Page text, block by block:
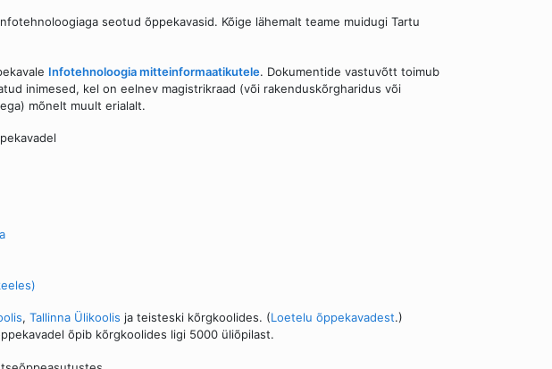
seotud õppekavasid. Kõige lähemalt teame muidugi Tartu
Infotehnoloogia mitteinformaatikutele. Dokumentide vastuvõtt toimub
inimesed, kel on eelnev magistrikraad (või rakenduskõrgharidus või
mõnelt muult erialalt.
, Tallinna Ülikoolis ja teisteski kõrgkoolides. (Loetelu õppekavadest.)
õpib kõrgkoolides ligi 5000 üliõpilast.